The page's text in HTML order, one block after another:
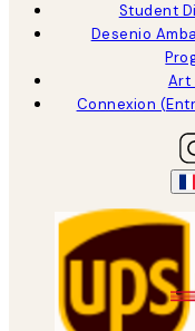
Student
Desenio
Art
Connexion